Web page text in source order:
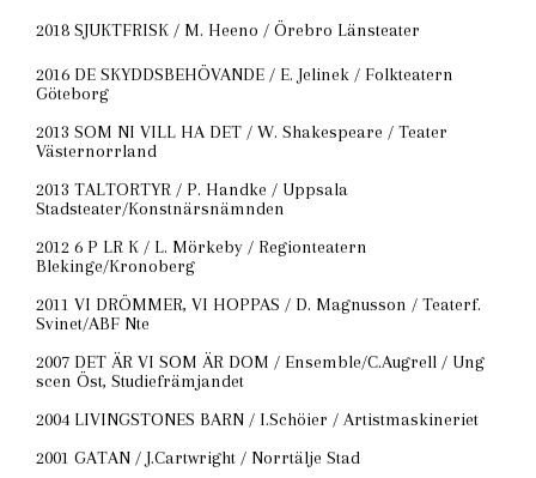
2018 SJUKTFRISK / M. Heeno / Örebro Länsteater
2016 DE SKYDDSBEHÖVANDE / E. Jelinek / Folkteatern
Göteborg
2013 SOM NI VILL HA DET / W. Shakespeare / Teater
Västernorrland
2013 TALTORTYR / P. Handke / Uppsala
Stadsteater/Konstnärsnämnden
2012 6 P LR K / L. Mörkeby / Regionteatern
Blekinge/Kronoberg
2011 VI DRÖMMER, VI HOPPAS / D. Magnusson / Teaterf.
Svinet/ABF Nte
2007 DET ÄR VI SOM ÄR DOM / Ensemble/C.Augrell / Ung
scen Öst, Studiefrämjandet
2004 LIVINGSTONES BARN / I.Schöier / Artistmaskineriet
2001 GATAN / J.Cartwright / Norrtälje Stad